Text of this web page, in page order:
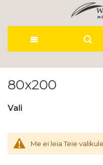
to
80x200
Me ei leia Teie
Vali